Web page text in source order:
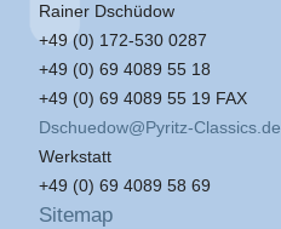
Rainer Dschüdow
+49 (0) 172-530 0287
+49 (0) 69 4089 55 18
+49 (0) 69 4089 55 19 FAX
Dschuedow@Pyritz-Classics.de
Werkstatt
+49 (0) 69 4089 58 69
Sitemap